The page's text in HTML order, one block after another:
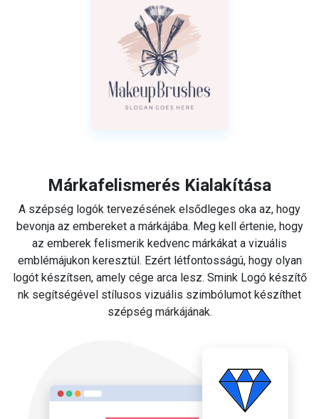
Márkafelismerés Kialakítása
A szépség logók tervezésének elsődleges oka az, hogy
bevonja az embereket a márkájába. Meg kell értenie, hogy
az emberek felismerik kedvenc márkákat a vizuális
emblémájukon keresztül. Ezért létfontosságú, hogy olyan
logót készítsen, amely cége arca lesz. Smink Logó készítő
nk segítségével stílusos vizuális szimbólumot készíthet
szépség márkájának.